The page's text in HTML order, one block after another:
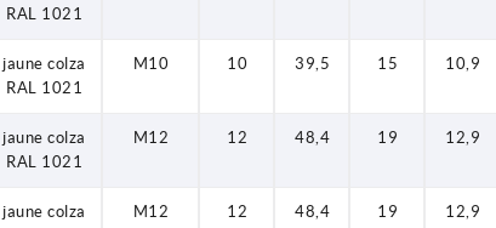
RAL 1021
jaune colza
RAL 1021
M10 10 39,5 15 10,9
jaune colza
RAL 1021
M12 12 48,4 19 12,9
jaune colza
M12 12 48,4 19 12,9